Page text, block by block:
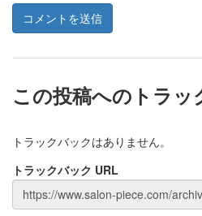
この投稿へのトラッ
トラックバックはありません。
トラックバック URL